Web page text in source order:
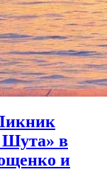
Шута» в
и